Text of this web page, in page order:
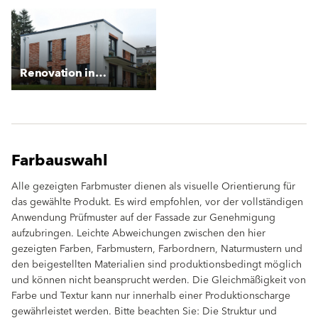
Renovation in Starenweg
Farbauswahl
Alle gezeigten Farbmuster dienen als visuelle Orientierung für
das gewählte Produkt. Es wird empfohlen, vor der vollständigen
Anwendung Prüfmuster auf der Fassade zur Genehmigung
aufzubringen. Leichte Abweichungen zwischen den hier
gezeigten Farben, Farbmustern, Farbordnern, Naturmustern und
den beigestellten Materialien sind produktionsbedingt möglich
und können nicht beansprucht werden. Die Gleichmäßigkeit von
Farbe und Textur kann nur innerhalb einer Produktionscharge
gewährleistet werden. Bitte beachten Sie: Die Struktur und